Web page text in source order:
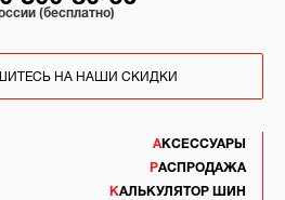
АКСЕССУАРЫ
РАСПРОДАЖА
КАЛЬКУЛЯТОР ШИН
(бесплатно)
НА НАШИ СКИДКИ